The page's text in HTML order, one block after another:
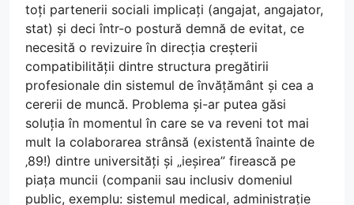
toți partenerii sociali implicați (angajat, angajator,
stat) și deci într-o postură demnă de evitat, ce
necesită o revizuire în direcția creșterii
compatibilității dintre structura pregătirii
profesionale din sistemul de învățământ și cea a
cererii de muncă. Problema și-ar putea găsi
soluția în momentul în care se va reveni tot mai
mult la colaborarea strânsă (existentă înainte de
‚89!) dintre universități și „ieșirea” firească pe
piața muncii (companii sau inclusiv domeniul
public, exemplu: sistemul medical, administrație